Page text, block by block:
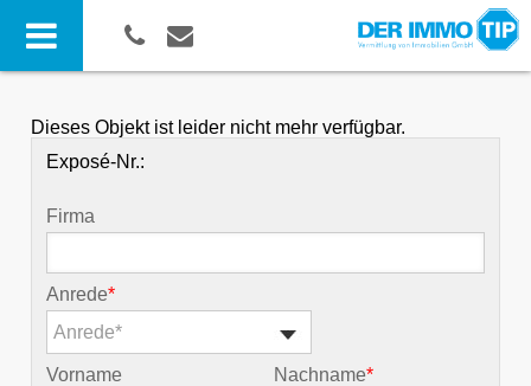
Dieses Objekt ist leider nicht mehr verfügbar.
Exposé-Nr.:
Firma
Anrede*
Anrede*
Vorname Nachname*